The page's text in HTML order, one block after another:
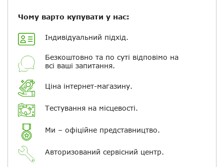
Чому варто купувати у нас:
Індивідуальний підхід.
Безкоштовно та по суті відповімо на
всі ваші запитання.
Ціна інтернет-магазину.
Тестування на місцевості.
Ми – офіційне представництво.
Авторизований сервісний центр.
+ Вибрати файли
Електронна пошта
Повідомляти про відповіді по
Скасувати Залишити відгук